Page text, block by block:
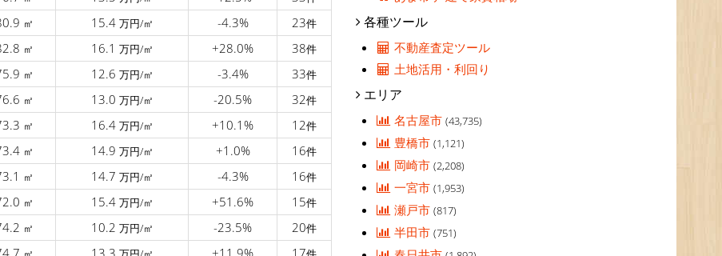
㎡ 15.4 万円/㎡ -4.3% 23件
㎡ 16.1 万円/㎡ +28.0% 38件
㎡ 12.6 万円/㎡ -3.4% 33件
㎡ 13.0 万円/㎡ -20.5% 32件
㎡ 16.4 万円/㎡ +10.1% 12件
㎡ 14.9 万円/㎡ +1.0% 16件
㎡ 14.7 万円/㎡ -4.3% 16件
㎡ 15.4 万円/㎡ +51.6% 15件
㎡ 10.2 万円/㎡ -23.5% 20件
各種ツール
不動産査定ツール
土地活用・利回り
エリア
名古屋市(43,735)
豊橋市(1,121)
岡崎市(2,208)
一宮市(1,953)
瀬戸市(817)
半田市(751)